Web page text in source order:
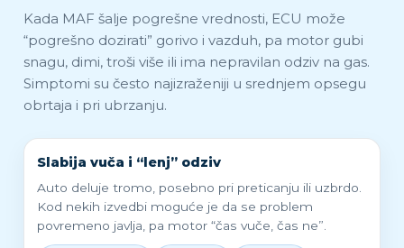
Kada MAF šalje pogrešne vrednosti, ECU može
“pogrešno dozirati” gorivo i vazduh, pa motor gubi
snagu, dimi, troši više ili ima nepravilan odziv na gas.
Simptomi su često najizraženiji u srednjem opsegu
obrtaja i pri ubrzanju.
Slabija vuča i “lenj” odziv
Auto deluje tromo, posebno pri preticanju ili uzbrdo.
Kod nekih izvedbi moguće je da se problem
povremeno javlja, pa motor “čas vuče, čas ne”.